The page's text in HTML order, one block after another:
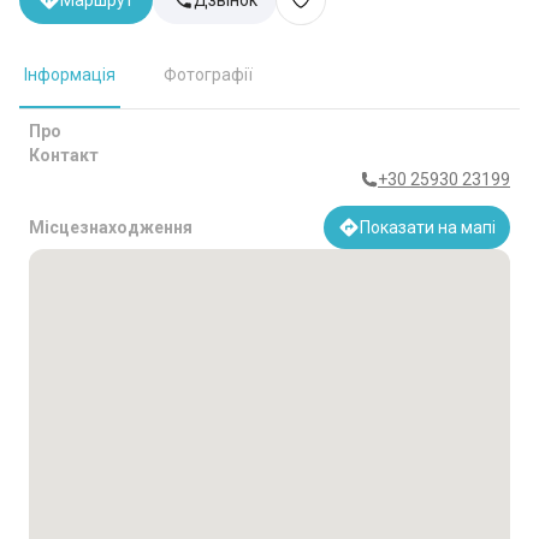
Інформація Фотографії
Про
Контакт
+30 25930 23199
Місцезнаходження Показати на мапі